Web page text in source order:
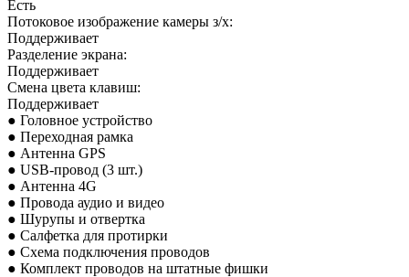
Есть
Потоковое изображение камеры з/х:
Поддерживает
Разделение экрана:
Поддерживает
Смена цвета клавиш:
Поддерживает
● Головное устройство
● Переходная рамка
● Антенна GPS
● USB-провод (3 шт.)
● Антенна 4G
● Провода аудио и видео
● Шурупы и отвертка
● Салфетка для протирки
● Схема подключения проводов
● Комплект проводов на штатные фишки